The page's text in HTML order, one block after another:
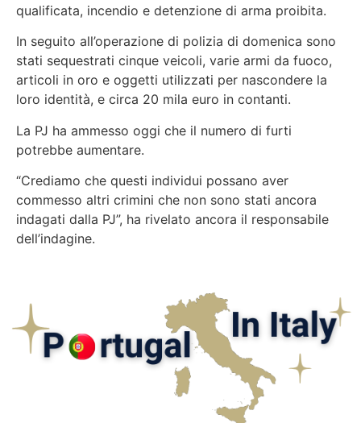
qualificata, incendio e detenzione di arma proibita.
In seguito all’operazione di polizia di domenica sono
stati sequestrati cinque veicoli, varie armi da fuoco,
articoli in oro e oggetti utilizzati per nascondere la
loro identità, e circa 20 mila euro in contanti.
La PJ ha ammesso oggi che il numero di furti
potrebbe aumentare.
“Crediamo che questi individui possano aver
commesso altri crimini che non sono stati ancora
indagati dalla PJ”, ha rivelato ancora il responsabile
dell’indagine.